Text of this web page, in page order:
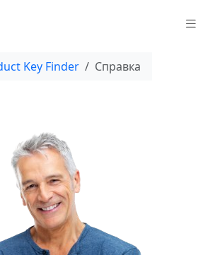
Key Finder Справка